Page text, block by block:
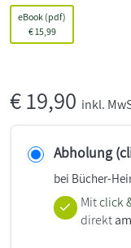
eBook (pdf)
€15,99
€19,90 inkl.
Abholung
bei Bücher-
Mitclick
direkt